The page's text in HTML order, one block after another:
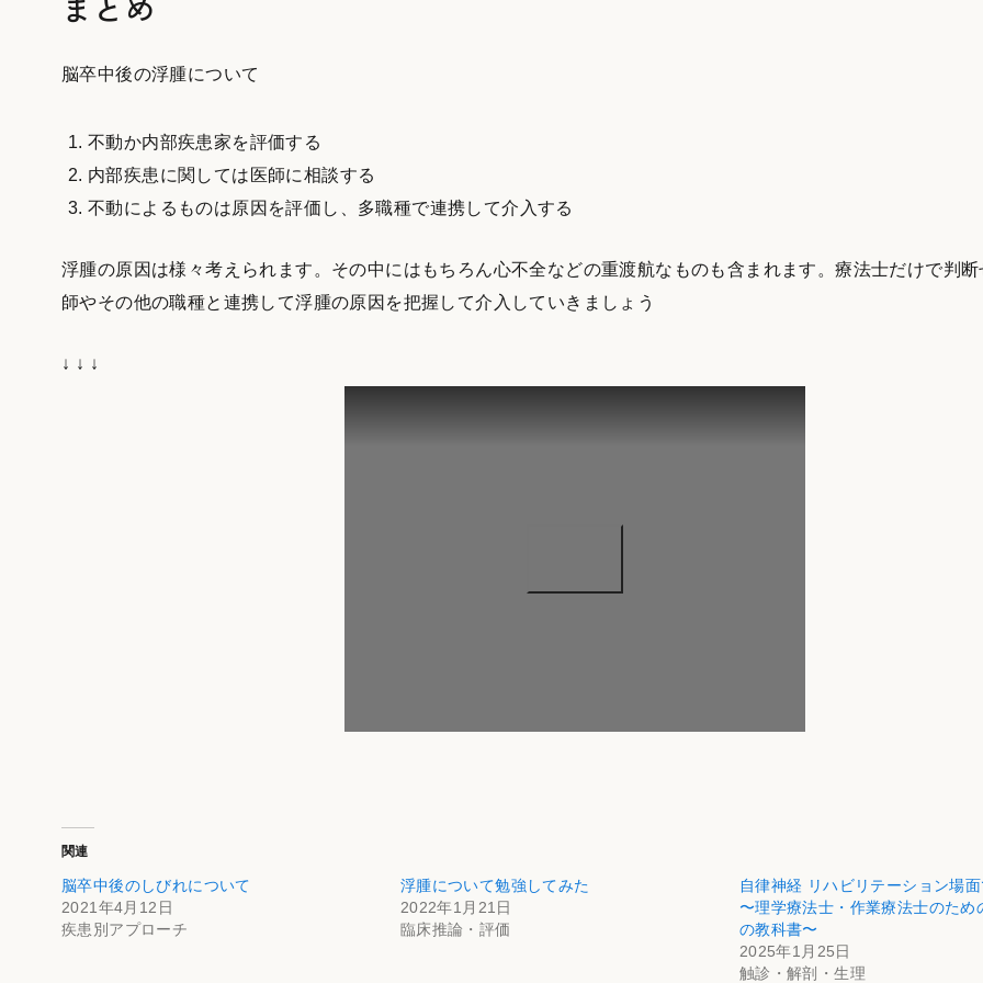
脳卒中後の浮腫について
不動か内部疾患家を評価する
内部疾患に関しては医師に相談する
不動によるものは原因を評価し、多職種で連携して介入する
浮腫の原因は様々考えられます。その中にはもちろん心不全などの重渡航なものも含まれます。療法士だけで判断
師やその他の職種と連携して浮腫の原因を把握して介入していきましょう
↓ ↓ ↓
関連
脳卒中後のしびれについて
2021年4月12日
疾患別アプローチ
浮腫について勉強してみた
2022年1月21日
臨床推論・評価
自律神経 リハビリテーション場面
〜理学療法士・作業療法士のため
の教科書〜
2025年1月25日
触診・解剖・生理